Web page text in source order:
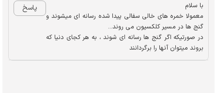
با سلام
معمولا خمره های خالی سفالی پیدا شده رسانه ای میشوند و
گنج ها در مسیر کلکسیون می روند...
در صورتیکه اگر گنج ها رسانه ای شوند ، به هر کجای دنیا که
بروند میتوان آنها را برگردانند
پاسخ